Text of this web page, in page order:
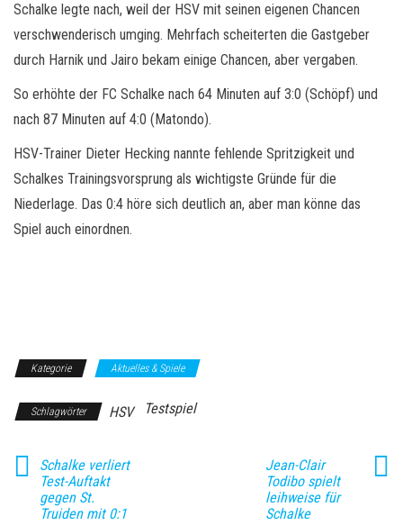
Schalke legte nach, weil der HSV mit seinen eigenen Chancen
verschwenderisch umging. Mehrfach scheiterten die Gastgeber
durch Harnik und Jairo bekam einige Chancen, aber vergaben.
So erhöhte der FC Schalke nach 64 Minuten auf 3:0 (Schöpf) und
nach 87 Minuten auf 4:0 (Matondo).
HSV-Trainer Dieter Hecking nannte fehlende Spritzigkeit und
Schalkes Trainingsvorsprung als wichtigste Gründe für die
Niederlage. Das 0:4 höre sich deutlich an, aber man könne das
Spiel auch einordnen.
Kategorie Aktuelles & Spiele
Schlagwörter HSV Testspiel
Schalke verliert
Test-Auftakt
gegen St.
Truiden mit 0:1
Jean-Clair
Todibo spielt
leihweise für
Schalke